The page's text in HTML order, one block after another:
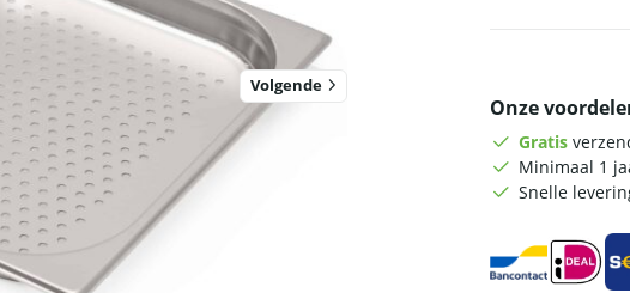
Volgende
40
mm
geperforeerd
aantal
Onze
Gratis
Minimaal 1
Snelle